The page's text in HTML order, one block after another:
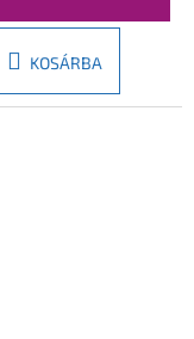
KOSÁRBA